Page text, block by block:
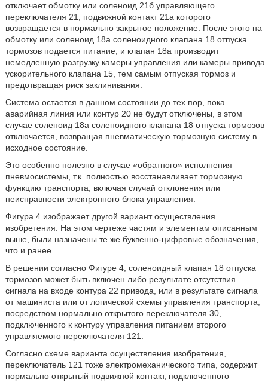
отключает обмотку или соленоид 21б управляющего
переключателя 21, подвижной контакт 21a которого
возвращается в нормально закрытое положение. После этого на
обмотку или соленоид 18а соленоидного клапана 18 отпуска
тормозов подается питание, и клапан 18а производит
немедленную разгрузку камеры управления или камеры привода
ускорительного клапана 15, тем самым отпуская тормоз и
предотвращая риск заклинивания.
Система остается в данном состоянии до тех пор, пока
аварийная линия или контур 20 не будут отключены, в этом
случае соленоид 18а соленоидного клапана 18 отпуска тормозов
отключается, возвращая пневматическую тормозную систему в
исходное состояние.
Это особенно полезно в случае «обратного» исполнения
пневмосистемы, т.к. полностью восстанавливает тормозную
функцию транспорта, включая случай отклонения или
неисправности электронного блока управления.
Фигура 4 изображает другой вариант осуществления
изобретения. На этом чертеже частям и элементам описанным
выше, были назначены те же буквенно-цифровые обозначения,
что и ранее.
В решении согласно Фигуре 4, соленоидный клапан 18 отпуска
тормозов может быть включен либо результате отсутствия
сигнала на входе контура 22 привода, или в результате сигнала
от машиниста или от логической схемы управления транспорта,
посредством нормально открытого переключателя 30,
подключенного к контуру управления питанием второго
управляемого переключателя 121.
Согласно схеме варианта осуществления изобретения,
переключатель 121 тоже электромеханического типа, содержит
нормально открытый подвижной контакт, подключенного